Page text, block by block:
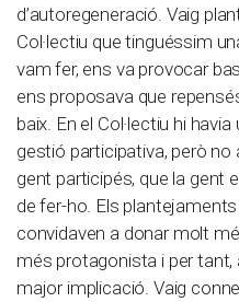
d’autoregeneració. Vaig
Col·lectiu que tinguéssim
vam fer, ens va provocar
ens proposava que
baix. En el Col·lectiu hi
gestió participativa, però no
gent participés, que la gent
de fer-ho. Els
convidaven a donar molt
més protagonista i per tant,
major implicació. Vaig